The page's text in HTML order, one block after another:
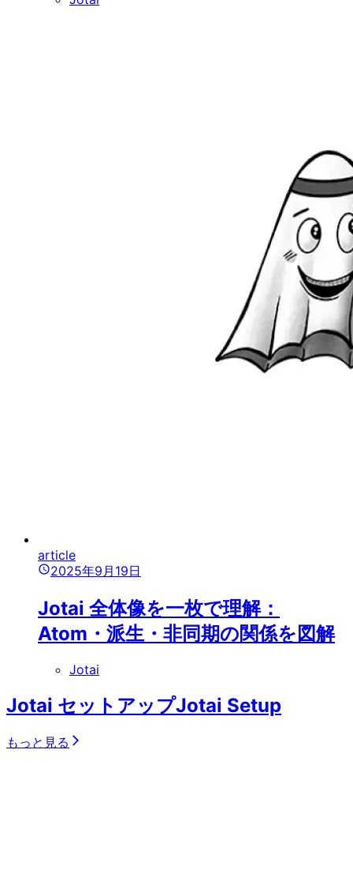
article
2025年9月19日
Jotai 全体像を一枚で理解：
Atom・派生・非同期の関係を図解
Jotai
Jotai セットアップJotai Setup
もっと見る